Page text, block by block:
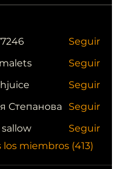
Seguir
Seguir
Seguir
Степанова
Seguir
sallow
Seguir
los miembros (413)